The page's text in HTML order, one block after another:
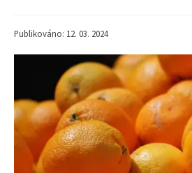
Publikováno: 12. 03. 2024